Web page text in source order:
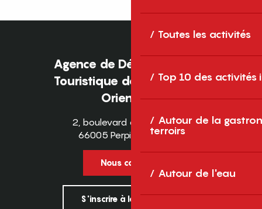
Toutes les activités
Top 10 des activités
Autour de la
terroirs
Autour de l'eau
Agence de Développement
Touristique des Pyrénées-
Orientales
2, boulevard des Pyrénées
66005 Perpignan Cedex
Nous contacter
S'inscrire à la newsletter